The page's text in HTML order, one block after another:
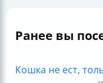
Ранее вы
Кошка не ест,